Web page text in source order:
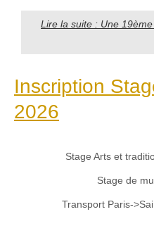
Lire la suite : Une
Inscription
2026
Stage Arts et
Stage de
Transport Paris-